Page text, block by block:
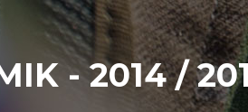
- 2014 /